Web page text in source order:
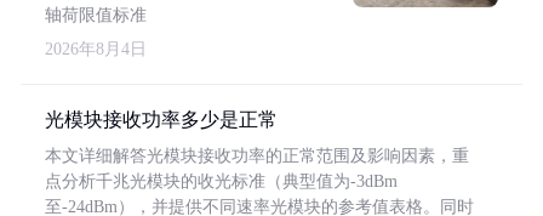
轴荷限值标准
2026年8月4日
光模块接收功率多少是正常
本文详细解答光模块接收功率的正常范围及影响因素，重
点分析千兆光模块的收光标准（典型值为-3dBm
至-24dBm），并提供不同速率光模块的参考值表格。同时